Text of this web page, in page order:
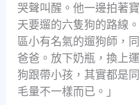
哭聲叫醒。他一邊拍著
天要遛的六隻狗的路線
區小有名氣的遛狗師，
爸爸。放下奶瓶，換上
狗跟帶小孩，其實都是
毛量不一樣而已。」